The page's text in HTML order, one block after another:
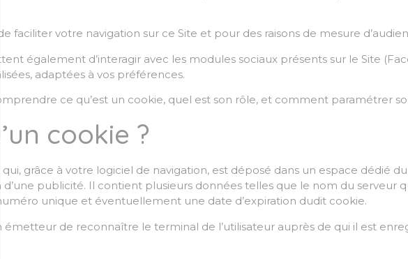
faciliter votre navigation sur ce Site et pour des raisons de mesure
également d’interagir avec les modules sociaux présents sur le Site
adaptées à vos préférences.
ce qu’est un cookie, quel est son rôle, et comment paramétrer
cookie ?
grâce à votre logiciel de navigation, est déposé dans un espace dédié
publicité. Il contient plusieurs données telles que le nom du serveur
unique et éventuellement une date d’expiration dudit cookie.
de reconnaître le terminal de l’utilisateur auprès de qui il est